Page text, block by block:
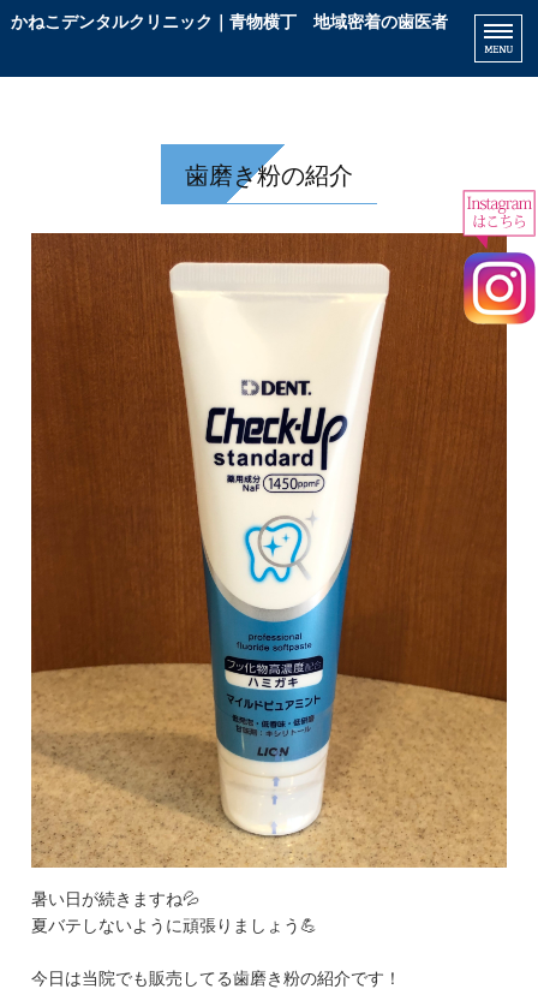
かねこデンタルクリニック｜青物横丁 地域密着の歯医者
患
院内紹介
歯磨き粉の紹介
暑い日が続きますね💦
夏バテしないように頑張りましょう💪
今日は当院でも販売してる歯磨き粉の紹介です！